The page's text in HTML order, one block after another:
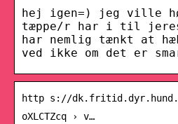
hej igen=) jeg ville
tæppe/r har i til jeres
har nemlig tænkt at
ved ikke om det er
http s://
oXLCTZcq › v…